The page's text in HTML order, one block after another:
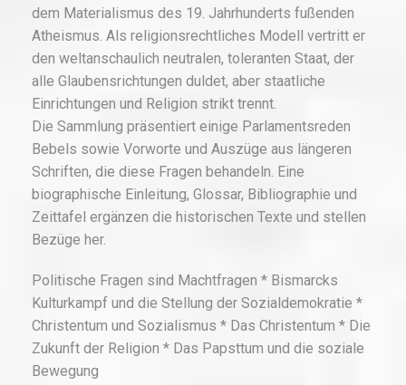
dem Materialismus des 19. Jahrhunderts fußenden
Atheismus. Als religionsrechtliches Modell vertritt er
den weltanschaulich neutralen, toleranten Staat, der
alle Glaubensrichtungen duldet, aber staatliche
Einrichtungen und Religion strikt trennt.
Die Sammlung präsentiert einige Parlamentsreden
Bebels sowie Vorworte und Auszüge aus längeren
Schriften, die diese Fragen behandeln. Eine
biographische Einleitung, Glossar, Bibliographie und
Zeittafel ergänzen die historischen Texte und stellen
Bezüge her.
Politische Fragen sind Machtfragen * Bismarcks
Kulturkampf und die Stellung der Sozialdemokratie *
Christentum und Sozialismus * Das Christentum * Die
Zukunft der Religion * Das Papsttum und die soziale
Bewegung